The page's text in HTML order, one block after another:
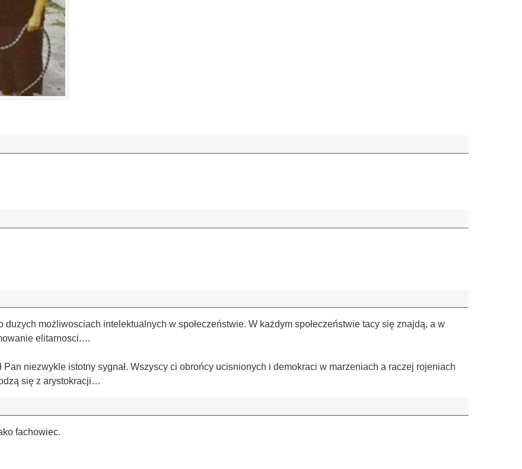
możliwosciach intelektualnych w społeczeństwie. W każdym społeczeństwie tacy się znajdą, a w
elitarnosci.…
Pan niezwykle istotny sygnał. Wszyscy ci obrońcy ucisnionych i demokraci w marzeniach a raczej rojeniach
się z arystokracji…
fachowiec.